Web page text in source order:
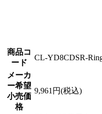
商品コ
ード
CL-YD8CDSR-
メーカ
ー希望
小売価
格
9,961円(税込)